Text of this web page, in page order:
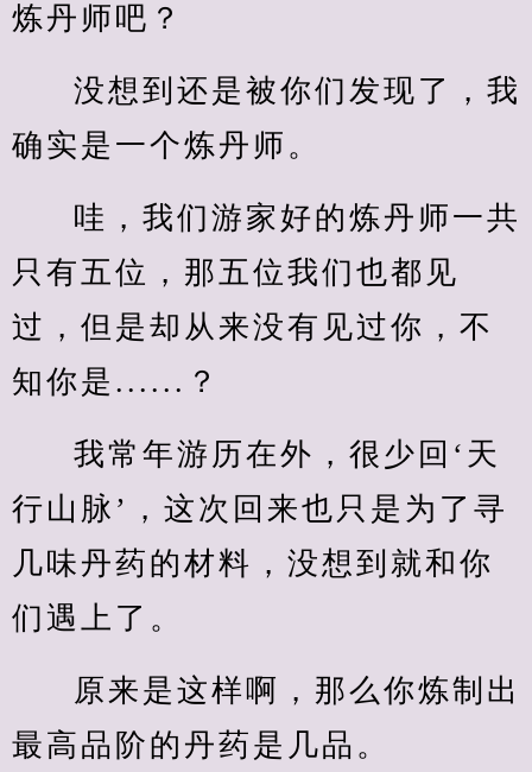
炼丹师吧？
没想到还是被你们发现了，我
确实是一个炼丹师。
哇，我们游家好的炼丹师一共
只有五位，那五位我们也都见
过，但是却从来没有见过你，不
知你是......？
我常年游历在外，很少回‘天
行山脉’，这次回来也只是为了寻
几味丹药的材料，没想到就和你
们遇上了。
原来是这样啊，那么你炼制出
最高品阶的丹药是几品。